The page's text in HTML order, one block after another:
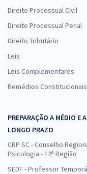
Direito Processual Civil
Direito Processual Penal
Direito Tributário
Leis
Leis Complementares
Remédios Constitucionais
PREPARAÇÃO A MÉDIO E A
LONGO PRAZO
CRP SC - Conselho
Psicologia - 12ª Região
SEDF - Professor